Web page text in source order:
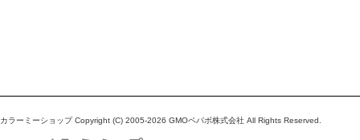
カラーミーショップCopyright (C) 2005-2026 GMOペパボ株式会社 All Rights Reserved.